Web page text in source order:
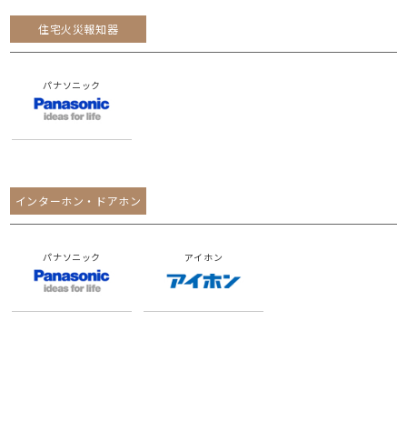
住宅火災報知器
パナソニック
インターホン・ドアホン
パナソニック アイホン